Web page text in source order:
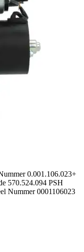
0.001.106.023+
570.524.094 PSH
Nummer 0001106023